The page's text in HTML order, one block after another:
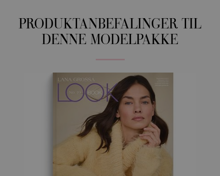
PRODUKTANBEFALINGER TIL
DENNE MODELPAKKE